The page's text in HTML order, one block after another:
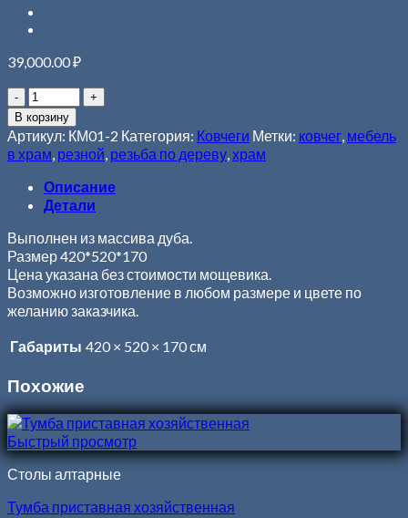
39,000.00₽
В корзину
Артикул: КМ01-2 Категория: Ковчеги Метки: ковчег, мебель
в храм, резной, резьба по дереву,храм
Описание
Детали
Выполнен из массива дуба.
Размер 420*520*170
Цена указана без стоимости мощевика.
Возможно изготовление в любом размере и цвете по
желанию заказчика.
Габариты 420 × 520 × 170 см
Похожие
Быстрый просмотр
Столы алтарные
Тумба приставная хозяйственная